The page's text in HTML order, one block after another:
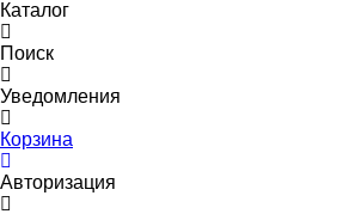
Каталог
Поиск
Уведомления
Корзина
Авторизация